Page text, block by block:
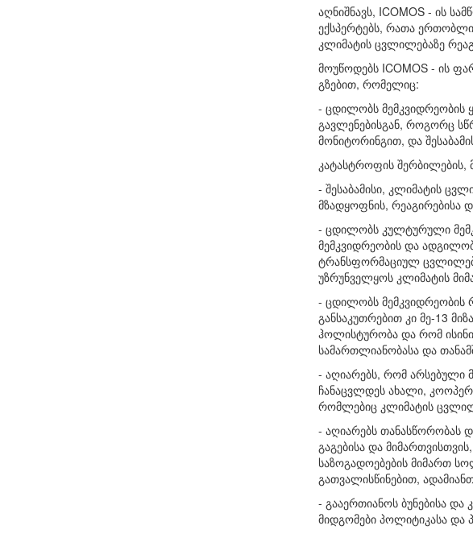
აღნიშნავს, ICOMOS - ის
ექსპერტებს, რათა
კლიმატის ცვლილებაზე
მოუწოდებს ICOMOS - ის
გზებით, რომელიც:
- ცდილობს მემკვიდრეობის
გავლენებისგან, როგორც
მონიტორინგით, და
კატასტროფის შერბილების,
- შესაბამისი, კლიმატის
მზადყოფნის, რეაგირებისა
- ცდილობს კულტურული
მემკვიდრეობის და
ტრანსფორმაციულ
უზრუნველყოს კლიმატის
- ცდილობს მემკვიდრეობის
განსაკუთრებით კი მე-13
ჰოლისტურობა და რომ
სამართლიანობასა და
- აღიარებს, რომ არსებული
ჩანაცვლდეს ახალი,
რომლებიც კლიმატის
- აღიარებს თანასწორობას
გაგებისა და
საზოგადოებების მიმართ
გათვალისწინებით,
- გააერთიანოს ბუნებისა
მიდგომები პოლიტიკასა და